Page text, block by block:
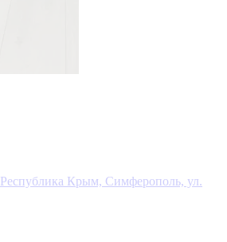
Республика Крым, Симферополь, ул.